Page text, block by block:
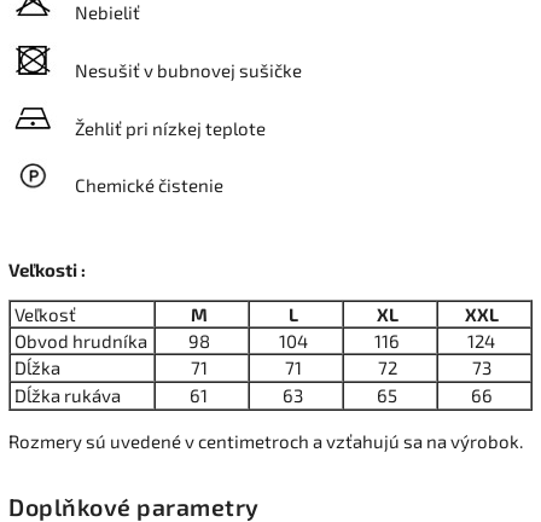
Nebieliť
Nesušiť v bubnovej sušičke
Žehliť pri nízkej teplote
Chemické čistenie
Veľkosti :
Veľkosť M L XL
XXL
Obvod hrudníka
98 104 116
124
Dĺžka
71 71 72
73
Dĺžka rukáva
61 63 65 66
Rozmery sú uvedené v centimetroch a vzťahujú sa na výrobok.
Doplňkové parametry